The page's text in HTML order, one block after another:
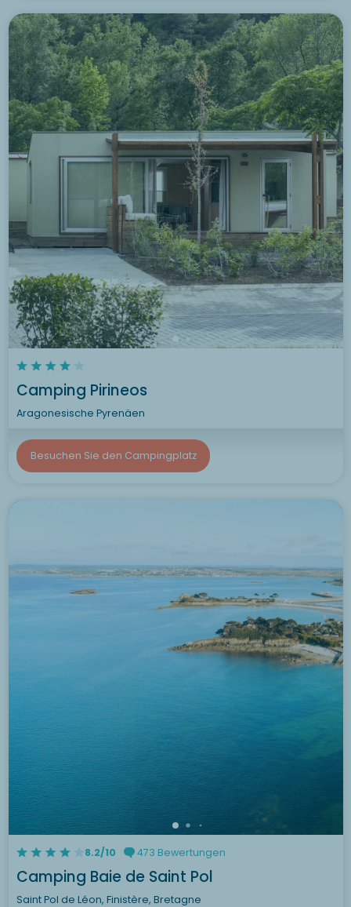
Camping Pirineos
Aragonesische Pyrenäen
Besuchen Sie den Campingplatz
8.2/10 473 Bewertungen
Camping Baie de Saint Pol
Saint Pol de Léon, Finistère, Bretagne